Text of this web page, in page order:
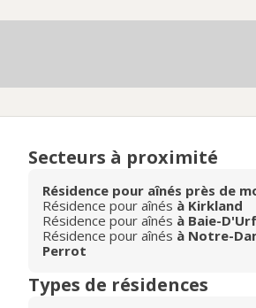
Secteurs à proximité
Résidence pour aînés près de
Résidence pour aînés à Kirkland
Résidence pour aînés à Baie-
Résidence pour aînés à Notre-
Perrot
Types de résidences